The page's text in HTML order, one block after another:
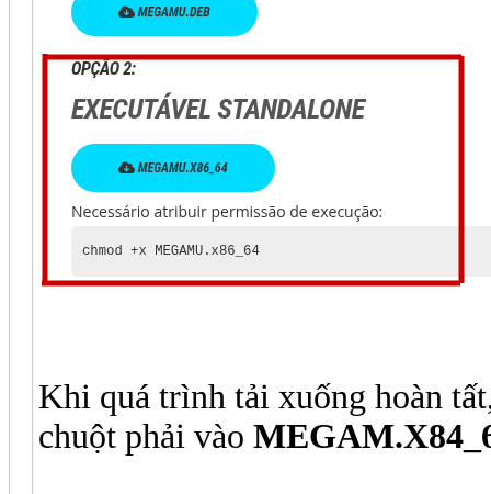
Khi quá trình tải xuống hoàn
chuột phải vào